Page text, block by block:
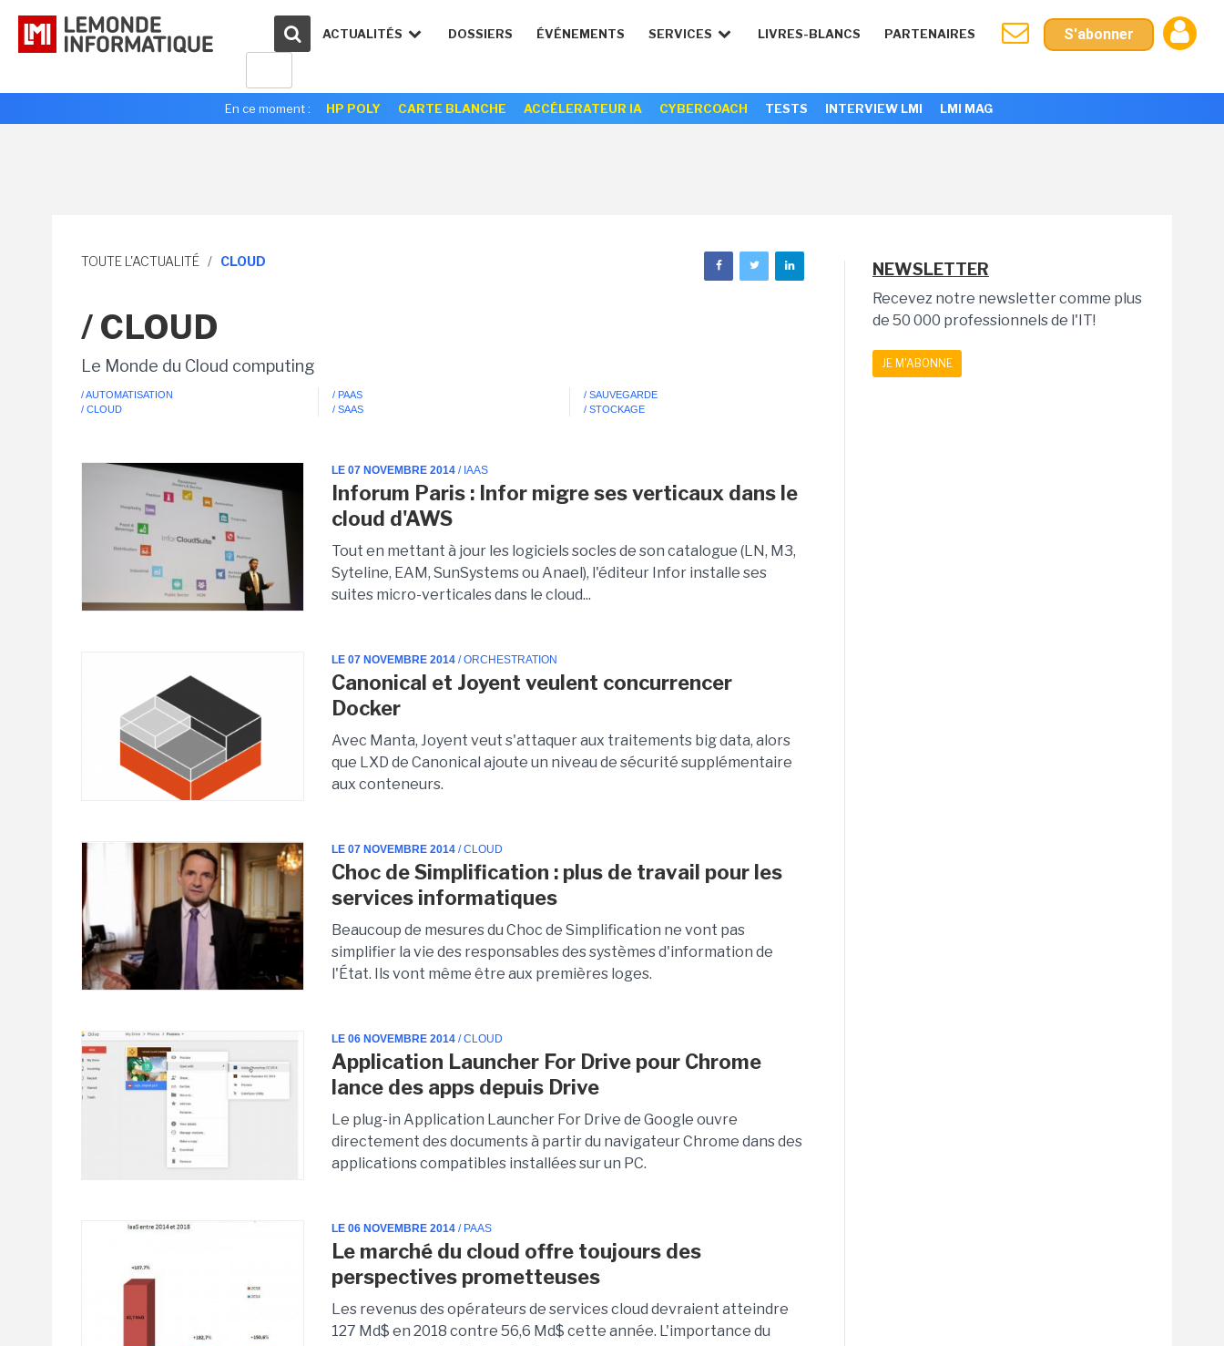
ACTUALITÉS DOSSIERS ÉVÉNEMENTS SERVICES LIVRES-BLANCS PARTENAIRES S'abonner
En ce moment : HP POLY CARTE BLANCHE ACCÉLERATEUR IA CYBERCOACH TESTS INTERVIEW LMI LMI MAG
TOUTE L'ACTUALITÉ / CLOUD
/ CLOUD
Le Monde du Cloud computing
/ AUTOMATISATION
/ CLOUD
/ PAAS
/ SAAS
/ SAUVEGARDE
/ STOCKAGE
LE 07 NOVEMBRE 2014 / IAAS
Inforum Paris : Infor migre ses verticaux dans le
cloud d'AWS
Tout en mettant à jour les logiciels socles de son catalogue (LN, M3,
Syteline, EAM, SunSystems ou Anael), l'éditeur Infor installe ses
suites micro-verticales dans le cloud...
LE 07 NOVEMBRE 2014 / ORCHESTRATION
Canonical et Joyent veulent concurrencer
Docker
Avec Manta, Joyent veut s'attaquer aux traitements big data, alors
que LXD de Canonical ajoute un niveau de sécurité supplémentaire
aux conteneurs.
LE 07 NOVEMBRE 2014 / CLOUD
Choc de Simplification : plus de travail pour les
services informatiques
Beaucoup de mesures du Choc de Simplification ne vont pas
simplifier la vie des responsables des systèmes d'information de
l'État. Ils vont même être aux premières loges.
LE 06 NOVEMBRE 2014 / CLOUD
Application Launcher For Drive pour Chrome
lance des apps depuis Drive
Le plug-in Application Launcher For Drive de Google ouvre
directement des documents à partir du navigateur Chrome dans des
applications compatibles installées sur un PC.
LE 06 NOVEMBRE 2014 / PAAS
Le marché du cloud offre toujours des
perspectives prometteuses
Les revenus des opérateurs de services cloud devraient atteindre
127 Md$ en 2018 contre 56,6 Md$ cette année. L'importance du
NEWSLETTER
Recevez notre newsletter comme plus
de 50 000 professionnels de l'IT!
JE M'ABONNE